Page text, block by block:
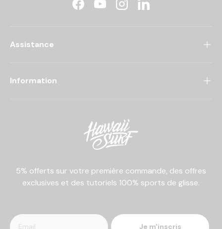
FacebookYouTubeInstagramLinkedIn
Assistance
Information
5% offerts sur votre première commande, des offres
exclusives et des tutoriels 100% sports de glisse.
Je m'inscris